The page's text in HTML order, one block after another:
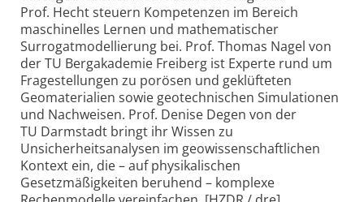
Prof. Hecht steuern Kompetenzen im Bereich
maschinelles Lernen und mathematischer
Surrogatmodellierung bei. Prof. Thomas Nagel von
der TU Bergakademie Freiberg ist Experte rund um
Fragestellungen zu porösen und geklüfteten
Geomaterialien sowie geotechnischen Simulationen
und Nachweisen. Prof. Denise Degen von der
TU Darmstadt bringt ihr Wissen zu
Unsicherheitsanalysen im geowissenschaftlichen
Kontext ein, die – auf physikalischen
Gesetzmäßigkeiten beruhend – komplexe